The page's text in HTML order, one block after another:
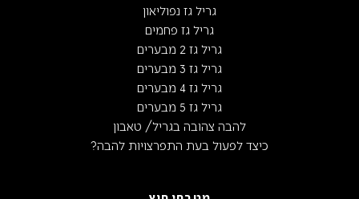
גריל גז נפוליאון
גריל גז פחמים
גריל גז 2 מבערים
גריל גז 3 מבערים
גריל גז 4 מבערים
גריל גז 5 מבערים
להבה צהובה בגריל/ טאבון
כיצד לפעול בעת התפרצויות להבה?